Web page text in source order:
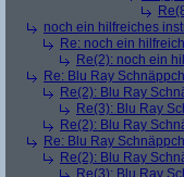
noch ein hilfreiches
Re: noch ein
Re(2): noch ein
Re: Blu Ray
Re(2): Blu Ray
Re(3): Blu Ray
Re(2): Blu Ray
Re: Blu Ray
Re(2): Blu Ray
Re(3): Blu Ray